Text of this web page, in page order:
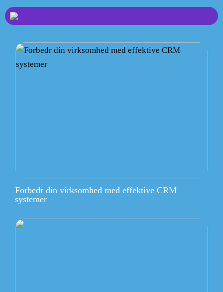
Forbedr din virksomhed med effektive CRM
systemer